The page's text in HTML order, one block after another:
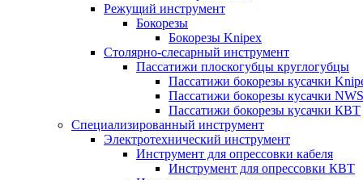
Режущий инструмент
Бокорезы
Бокорезы Knipex
Столярно-слесарный инструмент
Пассатижи плоскогубцы круглогубцы
Пассатижи бокорезы кусачки
Пассатижи бокорезы кусачки NWS
Пассатижи бокорезы кусачки КВТ
Специализированный инструмент
Электротехнический инструмент
Инструмент для опрессовки кабеля
Инструмент для опрессовки КВТ